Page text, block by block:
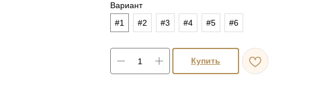
Вариант
#1
#2 #3 #4 #5 #6
Купить